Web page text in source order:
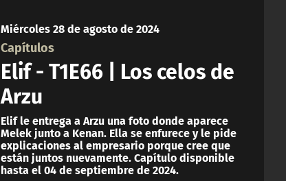
Miércoles 28 de agosto de 2024
Capítulos
Elif - T1E66 | Los celos de
Arzu
Elif le entrega a Arzu una foto donde aparece
Melek junto a Kenan. Ella se enfurece y le pide
explicaciones al empresario porque cree que
están juntos nuevamente. Capítulo disponible
hasta el 04 de septiembre de 2024.